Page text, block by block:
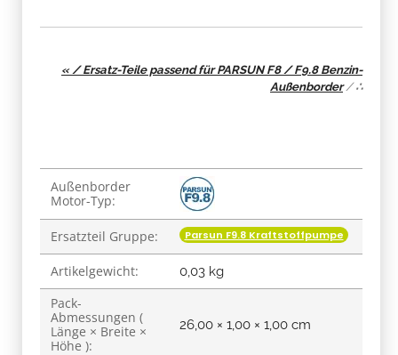
« / Ersatz-Teile passend für PARSUN F8 / F9.8 Benzin-
Außenborder/∴
Produkteigenschaft
Wert
Außenborder
Motor-Typ:
Ersatzteil Gruppe: Parsun F9.8 Kraftstoffpumpe
Artikelgewicht: 0,03 kg
Pack-
Abmessungen (
Länge × Breite ×
Höhe ):
26,00 × 1,00 × 1,00 cm